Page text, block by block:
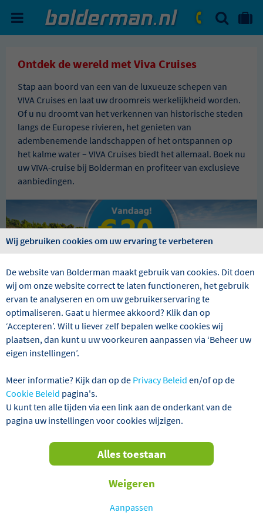
ma. - vr.: 09:00 - 17:30
ZOEKEN
Ontdek de wereld met Viva Cruises
Stap aan boord van een van de luxueuze schepen van
VIVA Cruises en laat uw droomreis werkelijkheid worden.
Of u nu droomt van het verkennen van historische steden
langs de Europese rivieren, het genieten van
adembenemende landschappen of het ontspannen op
het kalme water – VIVA Cruises biedt het allemaal. Boek nu
uw VIVA-cruise bij Bolderman en profiteer van exclusieve
aanbiedingen.
Wij hebben 8 reizen gevonden
VIVA Cruises Alles wissen
Verder filteren
ALL-INCLUSIVE! NIEUW!
Wij gebruiken cookies om uw ervaring te verbeteren
De website van Bolderman maakt gebruik van cookies. Dit doen
wij om onze website correct te laten functioneren, het gebruik
ervan te analyseren en om uw gebruikerservaring te
optimaliseren. Gaat u hiermee akkoord? Klik dan op
‘Accepteren’. Wilt u liever zelf bepalen welke cookies wij
plaatsen, dan kunt u uw voorkeuren aanpassen via ‘Beheer uw
eigen instellingen’.
Meer informatie? Kijk dan op de Privacy Beleid en/of op de
Cookie Beleid pagina's.
U kunt ten alle tijden via een link aan de onderkant van de
pagina uw instellingen voor cookies wijzigen.
Aanpassen
Weigeren
Alles toestaan